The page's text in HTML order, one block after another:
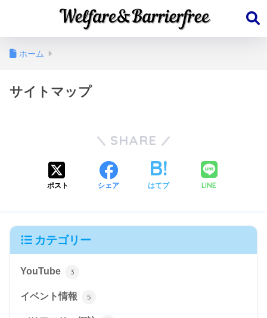
ホーム
サイトマップ
SHARE
ポスト シェア はてブ LINE
カテゴリー
YouTube 3
イベント情報 5